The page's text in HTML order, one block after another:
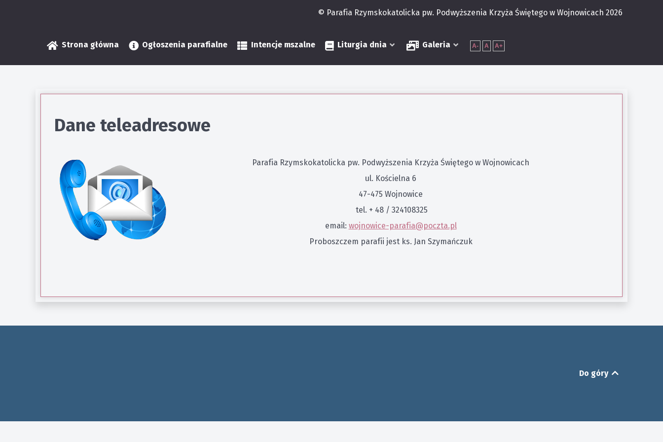
© Parafia Rzymskokatolicka pw. Podwyższenia Krzyża Świętego w Wojnowicach 2026
Strona główna Ogłoszenia parafialne Intencje mszalne Liturgia dnia Galeria A- A A+
Dane teleadresowe
Parafia Rzymskokatolicka pw. Podwyższenia Krzyża Świętego w Wojnowicach
ul. Kościelna 6
47-475 Wojnowice
tel. + 48 / 324108325
email: wojnowice-parafia@poczta.pl
Proboszczem parafii jest ks. Jan Szymańczuk
Do góry